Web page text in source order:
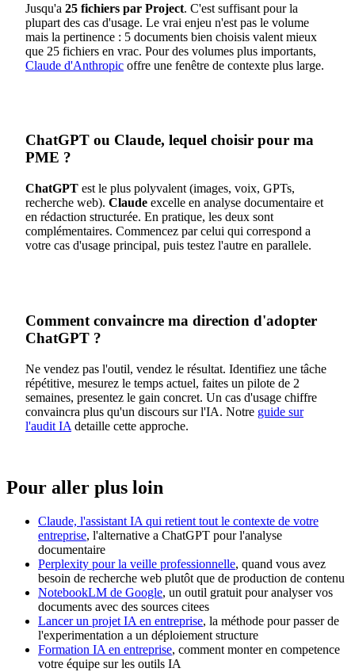
Jusqu'a 25 fichiers par Project. C'est suffisant pour la
plupart des cas d'usage. Le vrai enjeu n'est pas le volume
mais la pertinence : 5 documents bien choisis valent mieux
que 25 fichiers en vrac. Pour des volumes plus importants,
Claude d'Anthropic offre une fenêtre de contexte plus large.
ChatGPT ou Claude, lequel choisir pour ma
PME ?
ChatGPT est le plus polyvalent (images, voix, GPTs,
recherche web). Claude excelle en analyse documentaire et
en rédaction structurée. En pratique, les deux sont
complémentaires. Commencez par celui qui correspond a
votre cas d'usage principal, puis testez l'autre en parallele.
Comment convaincre ma direction d'adopter
ChatGPT ?
Ne vendez pas l'outil, vendez le résultat. Identifiez une tâche
répétitive, mesurez le temps actuel, faites un pilote de 2
semaines, presentez le gain concret. Un cas d'usage chiffre
convaincra plus qu'un discours sur l'IA. Notre guide sur
l'audit IA detaille cette approche.
Pour aller plus loin
Claude, l'assistant IA qui retient tout le contexte de votre
entreprise, l'alternative a ChatGPT pour l'analyse
documentaire
Perplexity pour la veille professionnelle, quand vous avez
besoin de recherche web plutôt que de production de contenu
NotebookLM de Google, un outil gratuit pour analyser vos
documents avec des sources citees
Lancer un projet IA en entreprise, la méthode pour passer de
l'experimentation a un déploiement structure
Formation IA en entreprise, comment monter en competence
votre équipe sur les outils IA